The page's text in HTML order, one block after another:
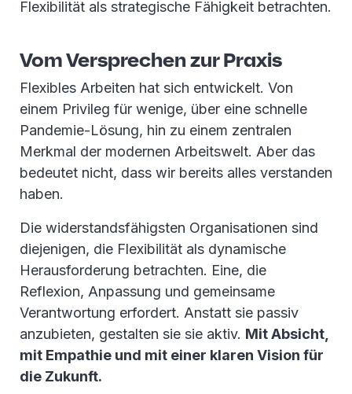
Flexibilität als strategische Fähigkeit betrachten.
Vom Versprechen zur Praxis
Flexibles Arbeiten hat sich entwickelt. Von
einem Privileg für wenige, über eine schnelle
Pandemie-Lösung, hin zu einem zentralen
Merkmal der modernen Arbeitswelt. Aber das
bedeutet nicht, dass wir bereits alles verstanden
haben.
Die widerstandsfähigsten Organisationen sind
diejenigen, die Flexibilität als dynamische
Herausforderung betrachten. Eine, die
Reflexion, Anpassung und gemeinsame
Verantwortung erfordert. Anstatt sie passiv
anzubieten, gestalten sie sie aktiv. Mit Absicht,
mit Empathie und mit einer klaren Vision für
die Zukunft.